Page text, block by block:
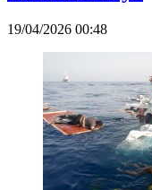
19/04/2026 00:48